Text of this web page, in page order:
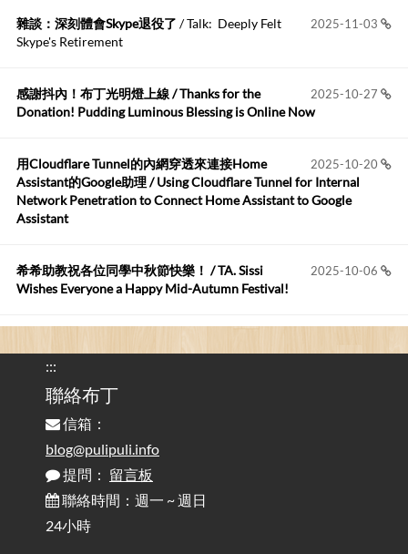
Anonymous:
https://github.com/t...
2026-05-17
布丁布丁吃布丁:
我目前並沒有常駐的Google Home...
2026-05-15
Robertmycs:
這篇WinXP公用電腦安裝與優化的步驟超...
您好,首先肯定感謝您造福許多莘莘學子。有...
2025-11-03
雜談：深刻體會Skype退役了 / Talk: Deeply Felt
Skype's Retirement
2025-10-27
感謝抖內！布丁光明燈上線 / Thanks for the
Donation! Pudding Luminous Blessing is Online Now
2025-10-20
用Cloudflare Tunnel的內網穿透來連接Home
Assistant的Google助理 / Using Cloudflare Tunnel for Internal
Network Penetration to Connect Home Assistant to Google
Assistant
2025-10-06
希希助教祝各位同學中秋節快樂！ / TA. Sissi
Wishes Everyone a Happy Mid-Autumn Festival!
的問題 / Are You Tired of Looking at the Computer? Pay More
Attention to Glare Than the Screen
為何桌前打字總是腰痠背痛？桌子高度和螢幕高度
對人體工學的影響 / The Effect of Desk and Monitor Height on
Ergonomics: Why Does Typing at a Desk Often Lead to Back Pain?
行動網路無法連線？三星手機簡易解決方案
/ Mobile Network Not Connecting? Easy Solutions for Samsung
:::
聯絡布丁
信箱：
blog@pulipuli.info
提問： 留言板
聯絡時間：週一 ~ 週日
24小時